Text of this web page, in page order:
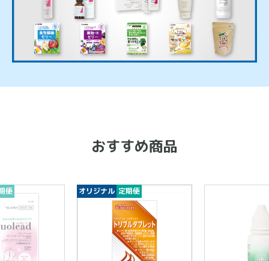
おすすめ商品
便 オリジナル 定期便